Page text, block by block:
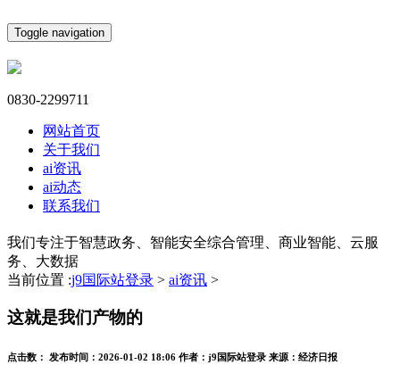
Toggle navigation
0830-2299711
网站首页
关于我们
ai资讯
ai动态
联系我们
我们专注于智慧政务、智能安全综合管理、商业智能、云服
务、大数据
当前位置 :j9国际站登录 > ai资讯 >
这就是我们产物的
点击数： 发布时间： 2026-01-02 18:06 作者： j9国际站登录 来源： 经济日报